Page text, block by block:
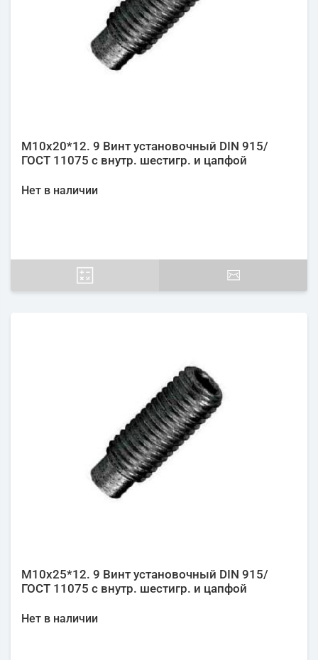
М10х20*12. 9 Винт установочный DIN 915/
ГОСТ 11075 с внутр. шестигр. и цапфой
Нет в наличии
М10х25*12. 9 Винт установочный DIN 915/
ГОСТ 11075 с внутр. шестигр. и цапфой
Нет в наличии